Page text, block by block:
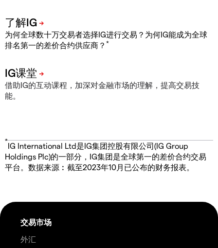
为何全球数十万交易者选择IG进行交易？为何IG能成为全球
排名第一的差价合约供应商？ *
借助IG的互动课程，加深对金融市场的理解，提高交易技
能。
*
IG International Ltd是IG集团控股有限公司(IG Group
Holdings Plc)的一部分，IG集团是全球第一的差价合约交易
平台。数据来源︰截至2023年10月已公布的财务报表。
交易市场
外汇